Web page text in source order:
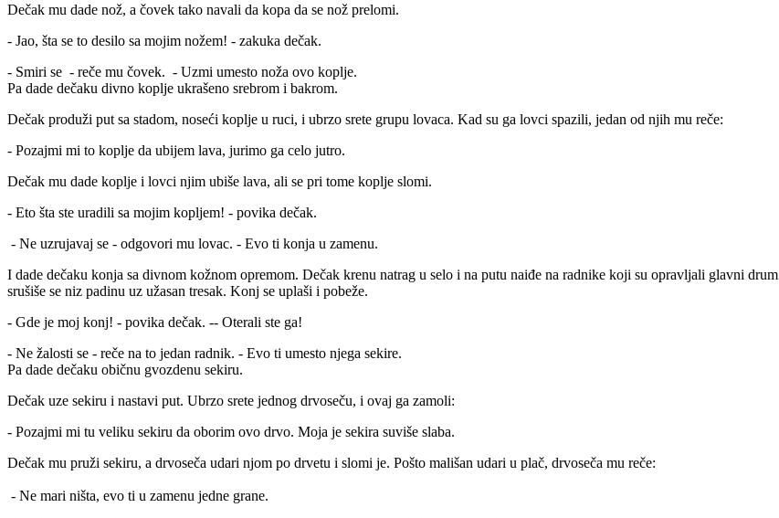
Dečak mu dade nož, a čovek tako navali da kopa da se nož prelomi.
- Jao, šta se to desilo sa mojim nožem! - zakuka dečak.
- Smiri se - reče mu čovek. - Uzmi umesto noža ovo koplje.
Pa dade dečaku divno koplje ukrašeno srebrom i bakrom.
Dečak produži put sa stadom, noseći koplje u ruci, i ubrzo srete grupu lovaca. Kad su ga lovci spazili, jedan od njih mu reče:
- Pozajmi mi to koplje da ubijem lava, jurimo ga celo jutro.
Dečak mu dade koplje i lovci njim ubiše lava, ali se pri tome koplje slomi.
- Eto šta ste uradili sa mojim kopljem! - povika dečak.
- Ne uzrujavaj se - odgovori mu lovac. - Evo ti konja u zamenu.
I dade dečaku konja sa divnom kožnom opremom. Dečak krenu natrag u selo i na putu naiđe na radnike koji su opravljali glavni
srušiše se niz padinu uz užasan tresak. Konj se uplaši i pobeže.
- Gde je moj konj! - povika dečak. -- Oterali ste ga!
- Ne žalosti se - reče na to jedan radnik. - Evo ti umesto njega sekire.
Pa dade dečaku običnu gvozdenu sekiru.
Dečak uze sekiru i nastavi put. Ubrzo srete jednog drvoseču, i ovaj ga zamoli:
- Pozajmi mi tu veliku sekiru da oborim ovo drvo. Moja je sekira suviše slaba.
Dečak mu pruži sekiru, a drvoseča udari njom po drvetu i slomi je. Pošto mališan udari u plač, drvoseča mu reče:
- Ne mari ništa, evo ti u zamenu jedne grane.